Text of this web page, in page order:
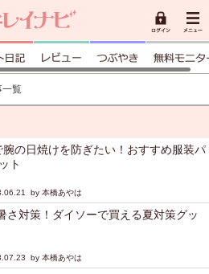
一覧
腕の日焼けを防ぎたい！おすすめ服装パ
ト
by 本橋あやは
さ対策！ダイソーで買える夏対策グッ
by 本橋あやは